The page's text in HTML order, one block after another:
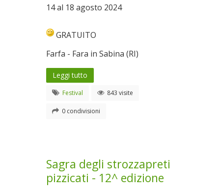
14 al 18 agosto 2024
GRATUITO
Farfa - Fara in Sabina (RI)
Leggi tutto
Festival 843 visite
0 condivisioni
Sagra degli strozzapreti
pizzicati - 12^ edizione